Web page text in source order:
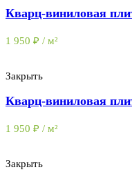
Кварц-виниловая
1 950 ₽ / м²
Закрыть
Кварц-виниловая
1 950 ₽ / м²
Закрыть